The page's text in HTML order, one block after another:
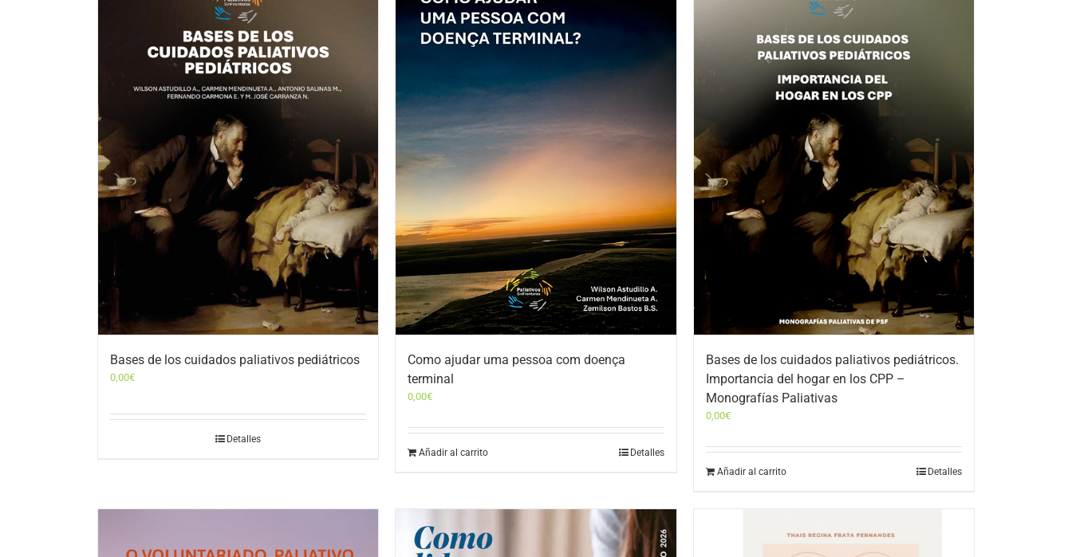
Bases de los cuidados paliativos pediátricos
0,00€
Detalles
Como ajudar uma pessoa com doença
terminal
0,00€
Añadir al carrito Detalles
Bases de los cuidados paliativos pediátricos.
Importancia del hogar en los CPP –
Monografías Paliativas
0,00€
Añadir al carrito Detalles